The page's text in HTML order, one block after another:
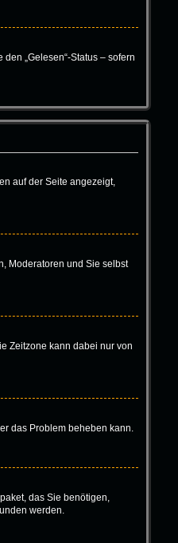
„Gelesen“-Status – sofern
auf der Seite angezeigt,
Moderatoren und Sie selbst
Zeitzone kann dabei nur von
das Problem beheben kann.
das Sie benötigen,
werden.